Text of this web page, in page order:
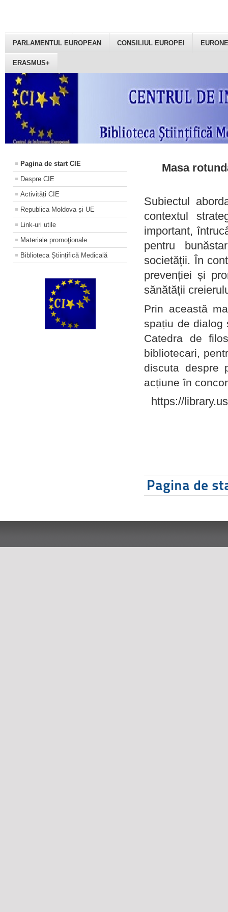
PARLAMENTUL EUROPEAN CONSILIUL EUROPEI
ERASMUS+
Pagina de start CIE
Despre CIE
Activități CIE
Republica Moldova și UE
Link-uri utile
Materiale promoţionale
Biblioteca Științifică Medicală
Masa
Subiectul
contextul
important,
pentru
societății. În
prevenției și
sănătății
Prin această
spațiu de dialog
Catedra de
bibliotecari,
discuta despre
acțiune în
https://
Pagina de